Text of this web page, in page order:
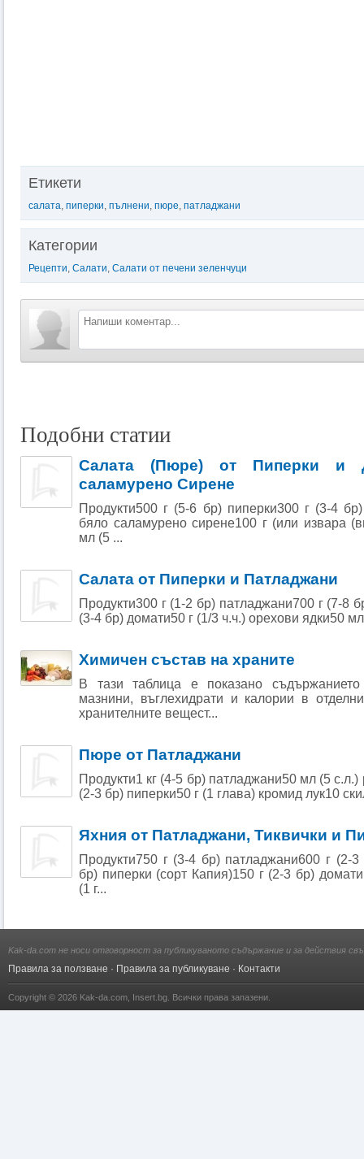
Етикети
салата, пиперки, пълнени, пюре, патладжани
Категории
Рецепти, Салати, Салати от печени зеленчуци
Подобни статии
Салата (Пюре) от Пиперки и
саламурено Сирене
Продукти500 г (5-6 бр) пиперки300 г (3-4
бяло саламурено сирене100 г (или извара
мл (5 ...
Салата от Пиперки и Патладжани
Продукти300 г (1-2 бр) патладжани700 г (7-8
(3-4 бр) домати50 г (1/3 ч.ч.) орехови ядки50
Химичен състав на храните
В тази таблица е показано
мазнини, въглехидрати и калории в
хранителните вещест...
Пюре от Патладжани
Продукти1 кг (4-5 бр) патладжани50 мл (5 с.л.)
(2-3 бр) пиперки50 г (1 глава) кромид лук10
Яхния от Патладжани, Тиквички и
Продукти750 г (3-4 бр) патладжани600 г (2-3
бр) пиперки (сорт Капия)150 г (2-3 бр)
(1 г...
Kak-da.com не носи отговорност за публикуваното съдържание и за действия
Правила за ползване · Правила за публикуване · Контакти
Copyright © 2026 Kak-da.com Insert.bg . Всички права запазени.